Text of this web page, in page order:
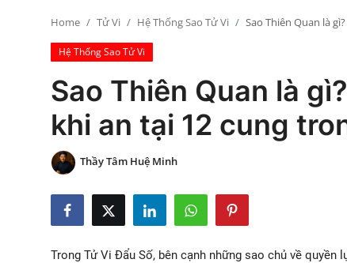
Xem Bói
Vietnamese
Home Tử Vi Hệ Thống Sao Tử Vi Sao Thiên Quan là
Hệ Thống Sao Tử Vi
Sao Thiên Quan là
khi an tại 12 cung
Thầy Tâm Huệ Minh
Trong Tử Vi Đẩu Số, bên cạnh những sao chủ về